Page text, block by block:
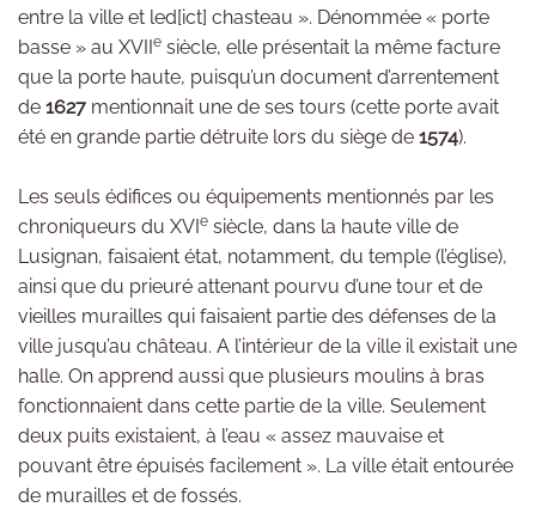
entre la ville et led[ict] chasteau ». Dénommée « porte
basse » au XVIIe siècle, elle présentait la même facture
que la porte haute, puisqu’un document d’arrentement
de 1627 mentionnait une de ses tours (cette porte avait
été en grande partie détruite lors du siège de 1574).
Les seuls édifices ou équipements mentionnés par les
chroniqueurs du XVIe siècle, dans la haute ville de
Lusignan, faisaient état, notamment, du temple (l’église),
ainsi que du prieuré attenant pourvu d’une tour et de
vieilles murailles qui faisaient partie des défenses de la
ville jusqu’au château. A l’intérieur de la ville il existait une
halle. On apprend aussi que plusieurs moulins à bras
fonctionnaient dans cette partie de la ville. Seulement
deux puits existaient, à l’eau « assez mauvaise et
pouvant être épuisés facilement ». La ville était entourée
de murailles et de fossés.